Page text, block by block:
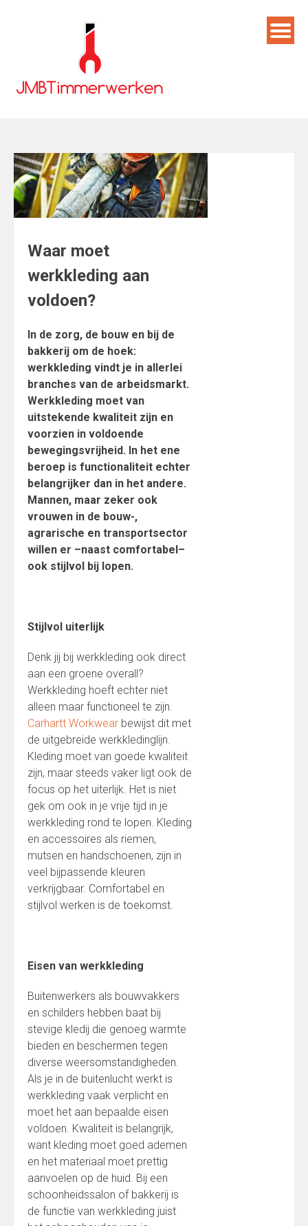
Waar moet
werkkleding aan
voldoen?
In de zorg, de bouw en bij de
bakkerij om de hoek:
werkkleding vindt je in allerlei
branches van de arbeidsmarkt.
Werkkleding moet van
uitstekende kwaliteit zijn en
voorzien in voldoende
bewegingsvrijheid. In het ene
beroep is functionaliteit echter
belangrijker dan in het andere.
Mannen, maar zeker ook
vrouwen in de bouw-,
agrarische en transportsector
willen er –naast comfortabel–
ook stijlvol bij lopen.
Stijlvol uiterlijk
Denk jij bij werkkleding ook direct
aan een groene overall?
Werkkleding hoeft echter niet
alleen maar functioneel te zijn.
Carhartt Workwear bewijst dit met
de uitgebreide werkkledinglijn.
Kleding moet van goede kwaliteit
zijn, maar steeds vaker ligt ook de
focus op het uiterlijk. Het is niet
gek om ook in je vrije tijd in je
werkkleding rond te lopen. Kleding
en accessoires als riemen,
mutsen en handschoenen, zijn in
veel bijpassende kleuren
verkrijgbaar. Comfortabel en
stijlvol werken is de toekomst.
Eisen van werkkleding
Buitenwerkers als bouwvakkers
en schilders hebben baat bij
stevige kledij die genoeg warmte
bieden en beschermen tegen
diverse weersomstandigheden.
Als je in de buitenlucht werkt is
werkkleding vaak verplicht en
moet het aan bepaalde eisen
voldoen. Kwaliteit is belangrijk,
want kleding moet goed ademen
en het materiaal moet prettig
aanvoelen op de huid. Bij een
schoonheidssalon of bakkerij is
de functie van werkkleding juist